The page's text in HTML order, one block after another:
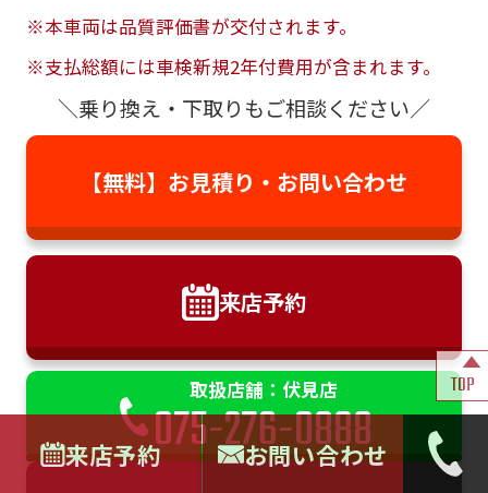
※本車両は品質評価書が交付されます。
※支払総額には車検新規2年付費用が含まれます。
＼乗り換え・下取りもご相談ください／
【無料】お見積り・ お問い合わせ
来店予約
取扱店舗：伏見店
075-276-0888
来店予約 お問い合わせ
TOP